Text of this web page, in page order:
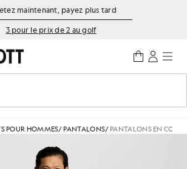
contenu principal
maintenant, payez plus tard
3 pour le prix de 2 au golf
recherche prédictive
POUR HOMMES/ PANTALONS/ PANTALONS EN